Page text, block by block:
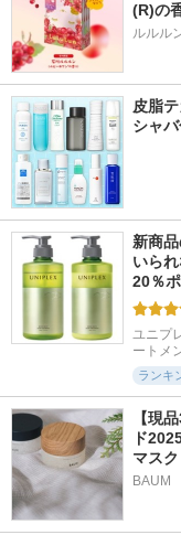
(R)の
ルルル
皮脂
シャ
新商
いら
20％
ユニプ
ートメ
ランキ
【現
ド
マス
BAUM